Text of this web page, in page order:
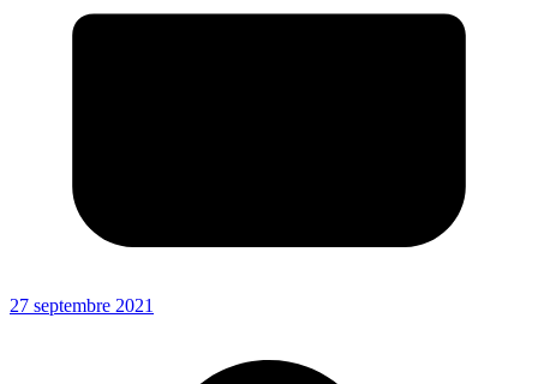
27 septembre 2021